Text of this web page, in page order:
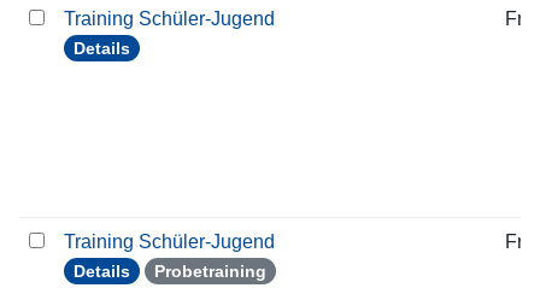
Training Schüler-Jugend
Details
Training Schüler-Jugend
Details Probetraining